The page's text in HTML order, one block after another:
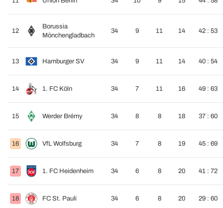
12
Borussia
Mönchengladbach
34 9 11 14 42 : 53
13 Hamburger SV 34 9 11 14 40 : 54
14 1. FC Köln 34 7 11 16 49 : 63
15 Werder Brémy 34 8 8 18 37 : 60
16 VfL Wolfsburg 34 7 8 19 45 : 69
17 1. FC Heidenheim 34 6 8 20 41 : 72
18 FC St. Pauli 34 6 8 20 29 : 60